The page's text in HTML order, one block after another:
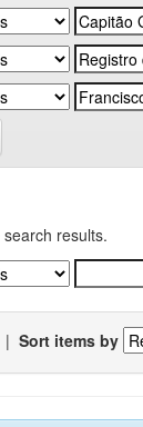
results.
| Sort items by